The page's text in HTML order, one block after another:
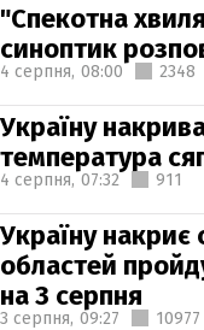
"Спекотна
синоптик
4 серпня, 08:00 2348
Україну
температура
4 серпня, 07:32 911
Україну накриє
областей
на 3 серпня
3 серпня, 09:27 10977